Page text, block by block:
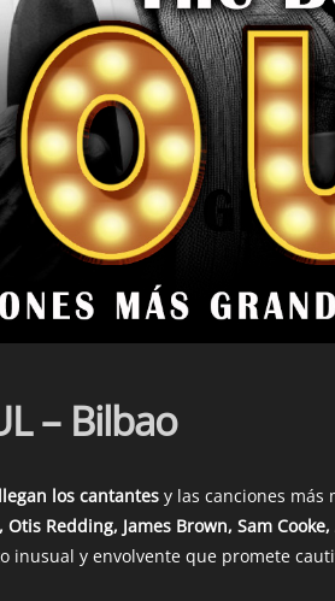
– Bilbao
los cantantes y las canciones
Otis Redding, James Brown, Sam
inusual y envolvente que promete